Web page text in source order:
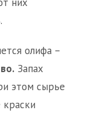
олифа –
Запах
этом сырье